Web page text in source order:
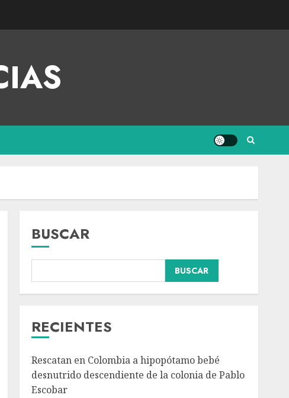
BUSCAR
BUSCAR
RECIENTES
Rescatan en Colombia a hipopótamo bebé
desnutrido descendiente de la colonia de Pablo
Escobar
3
ya está listo
AGOSTO 5, 2026